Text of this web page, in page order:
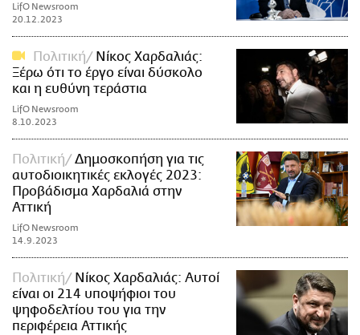
LifO Newsroom
20.12.2023
Πολιτική
Νίκος Χαρδαλιάς:
Ξέρω ότι το έργο είναι δύσκολο
και η ευθύνη τεράστια
LifO Newsroom
8.10.2023
Πολιτική
Δημοσκοπήση για τις
αυτοδιοικητικές εκλογές 2023:
Προβάδισμα Χαρδαλιά στην
Αττική
LifO Newsroom
14.9.2023
Πολιτική
Νίκος Χαρδαλιάς: Αυτοί
είναι οι 214 υποψήφιοι του
ψηφοδελτίου του για την
περιφέρεια Αττικής